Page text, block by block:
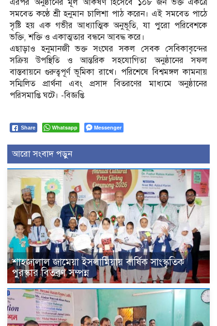
এরপর অনুষ্ঠানের মূল আকর্ষণ হিসেবে ১০৮ জন ভক্ত একত্রে
সমবেত কণ্ঠে শ্রী হনুমান চালিশা পাঠ করেন। এই সমবেত পাঠে
সৃষ্টি হয় এক গভীর আধ্যাত্মিক অনুভূতি, যা পুরো পরিবেশকে
ভক্তি, শক্তি ও একাত্মতার বন্ধনে আবদ্ধ করে।
এছাড়াও হনুমানজী ভক্ত সংঘের সকল সেবক সেবিকাবৃন্দের
সক্রিয় উপস্থিতি ও আন্তরিক সহযোগিতা অনুষ্ঠানের সফল
বাস্তবায়নে গুরুত্বপূর্ণ ভূমিকা রাখে। পরিশেষে বিশ্বমঙ্গল কামনায়
সম্মিলিত প্রার্থনা এবং প্রসাদ বিতরণের মাধ্যমে অনুষ্ঠানের
পরিসমাপ্তি ঘটে। -বিজ্ঞপ্তি
Share Whatsapp Messenger
আরো সংবাদ পড়ুন
শাহজালাল জামেয়া ইসলামিয়ায় বার্ষিক সাংস্কৃতিক
পুরস্কার বিতরণ সম্পন্ন